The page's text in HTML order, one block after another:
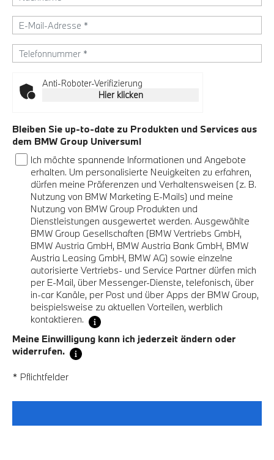
Anti-Roboter-Verifizierung
Hier klicken
Bleiben Sie up-to-date zu Produkten und Services aus
dem BMW Group Universum!
Ich möchte spannende Informationen und Angebote
erhalten. Um personalisierte Neuigkeiten zu erfahren,
dürfen meine Präferenzen und Verhaltensweisen (z. B.
Nutzung von BMW Marketing E-Mails) und meine
Nutzung von BMW Group Produkten und
Dienstleistungen ausgewertet werden. Ausgewählte
BMW Group Gesellschaften (BMW Vertriebs GmbH,
BMW Austria GmbH, BMW Austria Bank GmbH, BMW
Austria Leasing GmbH, BMW AG) sowie einzelne
autorisierte Vertriebs- und Service Partner dürfen mich
per E-Mail, über Messenger-Dienste, telefonisch, über
in-car Kanäle, per Post und über Apps der BMW Group,
beispielsweise zu aktuellen Vorteilen, werblich
kontaktieren.
Meine Einwilligung kann ich jederzeit ändern oder
widerrufen.
* Pflichtfelder